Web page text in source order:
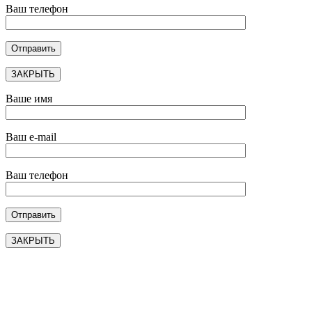
Ваш телефон
ЗАКРЫТЬ
Ваше имя
Ваш e-mail
Ваш телефон
ЗАКРЫТЬ